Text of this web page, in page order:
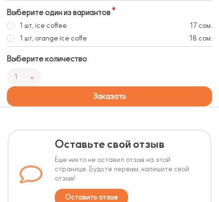
Выберите один из вариантов
1 шт, ice coffee
17 сом.
1 шт, orange ice coffe
18 сом.
Выберите количество
1
Заказать
Оставьте свой отзыв
Еще никто не оставил отзыв на этой
странице. Будьте первым, напишите свой
отзыв!
Оставить отзыв